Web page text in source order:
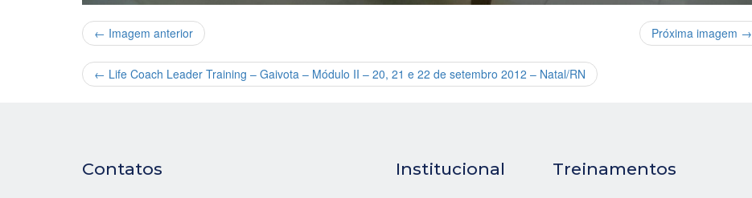
← Imagem anterior Próxima imagem →
← Life Coach Leader Training – Gaivota – Módulo II – 20, 21 e 22 de setembro 2012 – Natal/RN
Contatos Institucional Treinamentos